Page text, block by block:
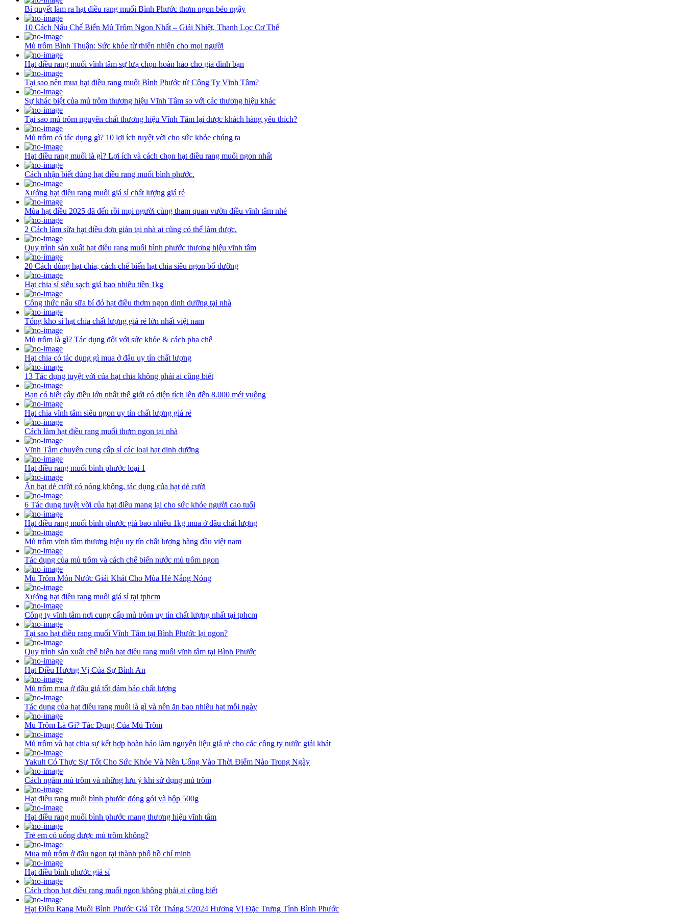
Bí quyết làm ra hạt điều rang muối Bình Phước thơm ngon béo ngậy
10 Cách Nấu Chế Biến Mủ Trôm Ngon Nhất – Giải Nhiệt, Thanh Lọc Cơ Thể
Mủ trôm Bình Thuận: Sức khỏe từ thiên nhiên cho mọi người
Hạt điều rang muối vĩnh tâm sự lưạ chọn hoàn hảo cho gia đình bạn
Tại sao nên mua hạt điều rang muối Bình Phước từ Công Ty Vĩnh Tâm?
Sự khác biệt của mủ trôm thương hiệu Vĩnh Tâm so với các thương hiệu khác
Tại sao mủ trôm nguyên chất thương hiệu Vĩnh Tâm lại được khách hàng yêu thích?
Mủ trôm có tác dụng gì? 10 lợi ích tuyệt vời cho sức khỏe chúng ta
Hạt điều rang muối là gì? Lợi ích và cách chọn hạt điều rang muối ngon nhất
Cách nhận biết đúng hạt điều rang muối bình phước.
Xưởng hạt điều rang muối giá sỉ chất lượng giá rẻ
Mùa hạt điều 2025 đã đến rồi mọi người cùng tham quan vườn điều vĩnh tâm nhé
2 Cách làm sữa hạt điều đơn giản tại nhà ai cũng có thể làm được.
Quy trình sản xuất hạt điều rang muối bình phước thương hiệu vĩnh tâm
20 Cách dùng hạt chia, cách chế biến hạt chia siêu ngon bổ dưỡng
Hạt chia sỉ siêu sạch giá bao nhiêu tiền 1kg
Công thức nấu sữa bí đỏ hạt điều thơm ngon dinh dưỡng tại nhà
Tổng kho sỉ hạt chia chất lượng giá rẻ lớn nhất việt nam
Mủ trôm là gì? Tác dụng đối với sức khỏe & cách pha chế
Hạt chia có tác dụng gì mua ở đâu uy tín chất lượng
13 Tác dụng tuyệt với của hạt chia không phải ai cũng biết
Bạn có biết cây điều lớn nhất thế giới có diện tích lên đến 8.000 mét vuông
Hạt chia vĩnh tâm siêu ngon uy tín chất lượng giá rẻ
Cách làm hạt điều rang muối thơm ngon tại nhà
Vĩnh Tâm chuyên cung cấp sỉ các loại hạt dinh dưỡng
Hạt điều rang muối bình phước loại 1
Ăn hạt dẻ cười có nóng không, tác dụng của hạt dẻ cười
6 Tác dụng tuyệt vời của hạt điều mang lại cho sức khỏe người cao tuổi
Hạt điều rang muối bình phước giá bao nhiêu 1kg mua ở đâu chất lượng
Mủ trôm vĩnh tâm thương hiệu uy tín chất lượng hàng đầu việt nam
Tác dụng của mủ trôm và cách chế biến nước mủ trôm ngon
Mủ Trôm Món Nước Giải Khát Cho Mùa Hè Nắng Nóng
Xưởng hạt điều rang muối giá sỉ tại tphcm
Công ty vĩnh tâm nơi cung cấp mủ trôm uy tín chất lượng nhất tại tphcm
Tại sao hạt điều rang muối Vĩnh Tâm tại Bình Phước lại ngon?
Quy trình sản xuất chế biến hạt điều rang muối vĩnh tâm tại Bình Phước
Hạt Điều Hương Vị Của Sự Bình An
Mủ trôm mua ở đâu giá tốt đảm bảo chất lượng
Tác dụng của hạt điều rang muối là gì và nên ăn bao nhiêu hạt mỗi ngày
Mủ Trôm Là Gì? Tác Dụng Của Mủ Trôm
Mủ trôm và hạt chia sự kết hợp hoàn hảo làm nguyên liệu giá rẻ cho các công ty nước giải khát
Yakult Có Thực Sự Tốt Cho Sức Khỏe Và Nên Uống Vào Thời Điểm Nào Trong Ngày
Cách ngâm mủ trôm và những lưu ý khi sử dụng mủ trôm
Hạt điều rang muối bình phước đóng gói và hộp 500g
Hạt điều rang muối bình phước mang thương hiệu vĩnh tâm
Trẻ em có uống được mủ trôm không?
Mua mủ trôm ở đâu ngon tại thành phố hồ chí minh
Hạt điều bình phước giá sỉ
Cách chọn hạt điều rang muối ngon không phải ai cũng biết
Hạt Điều Rang Muối Bình Phước Giá Tốt Tháng 5/2024 Hương Vị Đặc Trưng Tỉnh Bình Phước